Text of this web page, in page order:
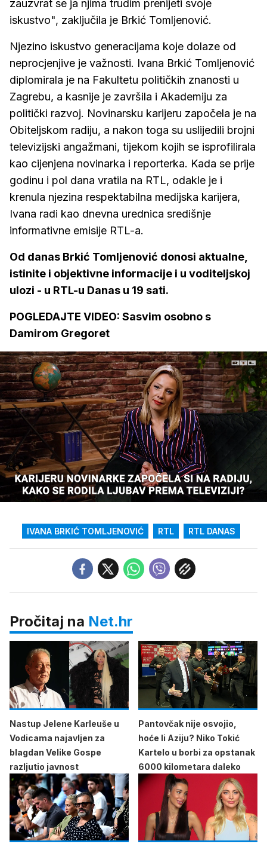
zauzvrat se ja njima trudim prenijeti svoje
iskustvo", zaključila je Brkić Tomljenović.
Njezino iskustvo generacijama koje dolaze od
neprocjenjive je važnosti. Ivana Brkić Tomljenović
diplomirala je na Fakultetu političkih znanosti u
Zagrebu, a kasnije je završila i Akademiju za
politički razvoj. Novinarsku karijeru započela je na
Obiteljskom radiju, a nakon toga su uslijedili brojni
televizijski angažmani, tijekom kojih se isprofilirala
kao cijenjena novinarka i reporterka. Kada se prije
godinu i pol dana vratila na RTL, odakle je i
krenula njezina respektabilna medijska karijera,
Ivana radi kao dnevna urednica središnje
informativne emisije RTL-a.
Od danas Brkić Tomljenović donosi aktualne,
istinite i objektivne informacije i u voditeljskoj
ulozi - u RTL-u Danas u 19 sati.
POGLEDAJTE VIDEO: Sasvim osobno s
Damirom Gregoret
Upali
zvuk
/
Loaded:
18.25%
IVANA BRKIĆ TOMLJENOVIĆ RTL RTL DANAS
Pročitaj na Net.hr
Nastup Jelene Karleuše u
Vodicama najavljen za
blagdan Velike Gospe
razljutio javnost
Pantovčak nije osvojio,
hoće li Aziju? Niko Tokić
Kartelo u borbi za opstanak
6000 kilometara daleko